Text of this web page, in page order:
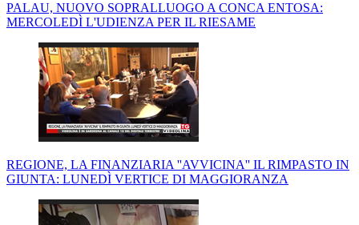
PALAU, NUOVO SOPRALLUOGO A CONCA ENTOSA:
MERCOLEDÌ L'UDIENZA PER IL RIESAME
REGIONE, LA FINANZIARIA ''AVVICINA'' IL RIMPASTO IN
GIUNTA: LUNEDÌ VERTICE DI MAGGIORANZA